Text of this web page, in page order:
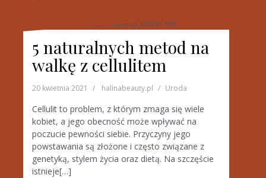
5 naturalnych metod na
walkę z cellulitem
20 kwietnia 2021 halinabeauty.pl Uroda
Cellulit to problem, z którym zmaga się wiele
kobiet, a jego obecność może wpływać na
poczucie pewności siebie. Przyczyny jego
powstawania są złożone i często związane z
genetyką, stylem życia oraz dietą. Na szczęście
istnieje[…]